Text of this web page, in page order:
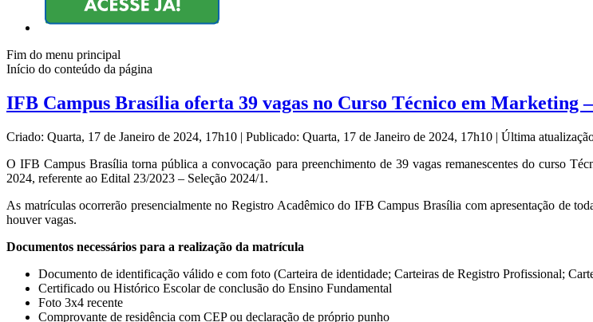
Fim do menu principal
Início do conteúdo da página
IFB Campus Brasília oferta 39 vagas no Curso Técnico em Marketing
Criado: Quarta, 17 de Janeiro de 2024, 17h10 | Publicado: Quarta, 17 de Janeiro de 2024, 17h10 | Última
O IFB Campus Brasília torna pública a convocação para preenchimento de 39 vagas remanescentes do curso
2024, referente ao Edital 23/2023 – Seleção 2024/1.
As matrículas ocorrerão presencialmente no Registro Acadêmico do IFB Campus Brasília com apresentação de
houver vagas.
Documentos necessários para a realização da matrícula
Documento de identificação válido e com foto (Carteira de identidade; Carteiras de Registro Profissional;
Certificado ou Histórico Escolar de conclusão do Ensino Fundamental
Foto 3x4 recente
Comprovante de residência com CEP ou declaração de próprio punho